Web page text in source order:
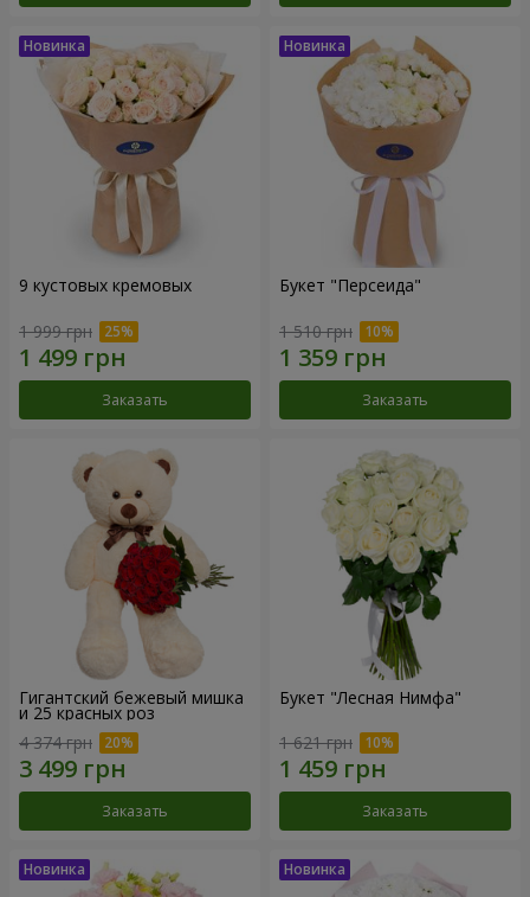
9 кустовых кремовых
1 999 грн
Заказать
Букет "Персеида"
1 510 грн
Заказать
Гигантский бежевый мишка
и 25 красных роз
4 374 грн
Заказать
Букет "Лесная Нимфа"
1 621 грн
Заказать